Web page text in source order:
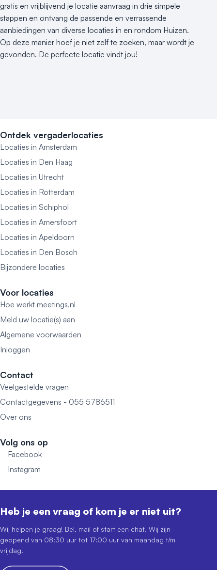
gratis en vrijblijvend je locatie aanvraag in drie simpele
stappen en ontvang de passende en verrassende
aanbiedingen van diverse locaties in en rondom Huizen.
Op deze manier hoef je niet zelf te zoeken, maar wordt je
gevonden. De perfecte locatie vindt jou!
Ontdek vergaderlocaties
Locaties in Amsterdam
Locaties in Den Haag
Locaties in Utrecht
Locaties in Rotterdam
Locaties in Schiphol
Locaties in Amersfoort
Locaties in Apeldoorn
Locaties in Den Bosch
Bijzondere locaties
Voor locaties
Hoe werkt meetings.nl
Meld uw locatie(s) aan
Algemene voorwaarden
Inloggen
Contact
Veelgestelde vragen
Contactgegevens - 055 5786511
Over ons
Volg ons op
Facebook
Instagram
Heb je een vraag of kom je er niet uit?
Wij helpen je graag! Bel, mail of start een chat. Wij zijn
geopend van 08:30 uur tot 17:00 uur van maandag t/m
vrijdag.